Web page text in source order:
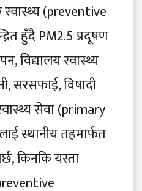
स्वास्थ्य (preventive
हुँदै PM2.5 प्रदूषण
विद्यालय स्वास्थ्य
सरसफाई, विषादी
सेवा (primary
स्थानीय तहमार्फत
किनकि यस्ता